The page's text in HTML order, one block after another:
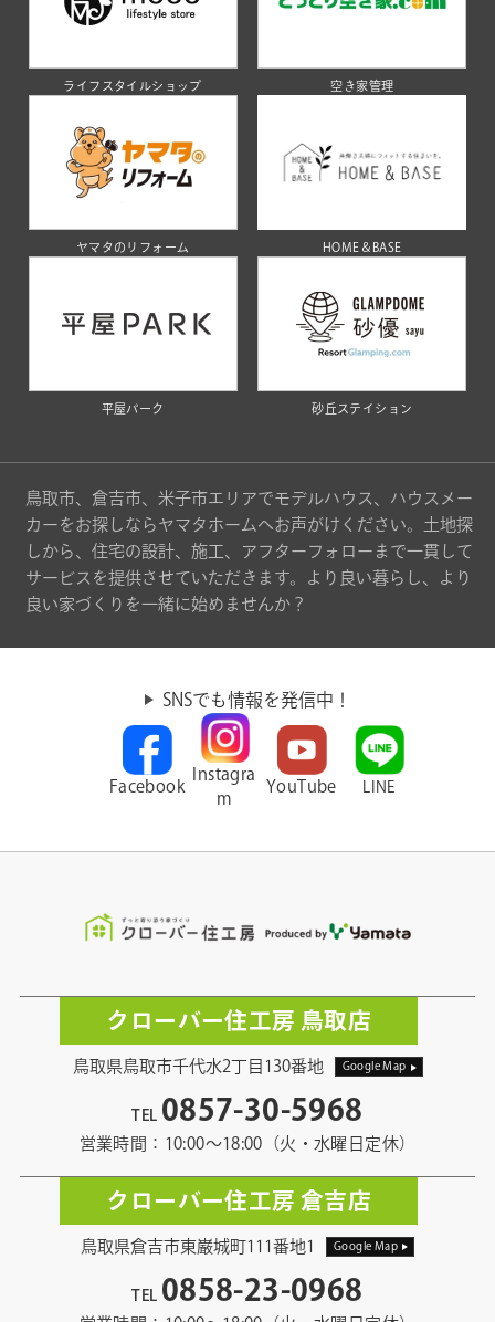
ライフスタイルショップ 空き家管理
ヤマタのリフォーム HOME＆BASE
平屋パーク 砂丘ステイション
鳥取市、倉吉市、米子市エリアでモデルハウス、ハウスメー
カーをお探しならヤマタホームへお声がけください。土地探
しから、住宅の設計、施工、アフターフォローまで一貫して
サービスを提供させていただきます。より良い暮らし、より
良い家づくりを一緒に始めませんか？
SNSでも情報を発信中！
Facebook
Instagra
m
YouTube LINE
クローバー住工房 鳥取店
鳥取県鳥取市千代水2丁目130番地 Google Map
TEL 0857-30-5968
営業時間：10:00〜18:00（火・水曜日定休）
クローバー住工房 倉吉店
鳥取県倉吉市東巌城町111番地1 Google Map
TEL 0858-23-0968